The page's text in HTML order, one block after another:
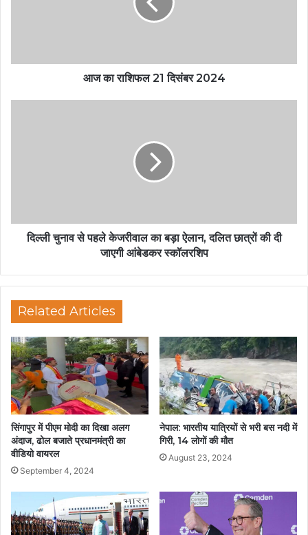
आज का राशिफल 21 दिसंबर 2024
दिल्ली चुनाव से पहले केजरीवाल का बड़ा ऐलान, दलित छात्रों की दी
जाएगी आंबेडकर स्कॉलरशिप
Related Articles
सिंगापुर में पीएम मोदी का दिखा अलग
अंदाज, ढोल बजाते प्रधानमंत्री का
वीडियो वायरल
September 4, 2024
नेपाल: भारतीय यात्रियों से भरी बस नदी में
गिरी, 14 लोगों की मौत
August 23, 2024